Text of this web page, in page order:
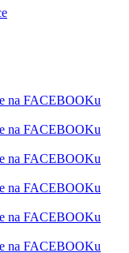
na FACEBOOKu
na FACEBOOKu
na FACEBOOKu
na FACEBOOKu
na FACEBOOKu
na FACEBOOKu